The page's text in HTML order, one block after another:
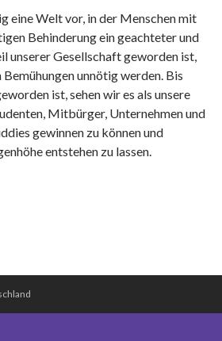
eine Welt vor, in der Menschen mit
Behinderung ein geachteter und
unserer Gesellschaft geworden ist,
unnötig werden. Bis
ist, sehen wir es als unsere
Mitbürger, Unternehmen und
gewinnen zu können und
entstehen zu lassen.